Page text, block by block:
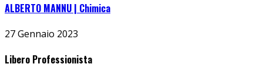
ALBERTO MANNU | Chimica
27 Gennaio 2023
Libero Professionista